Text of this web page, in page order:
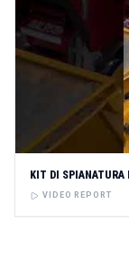
KIT DI SPIANATURA
VIDEO REPORT